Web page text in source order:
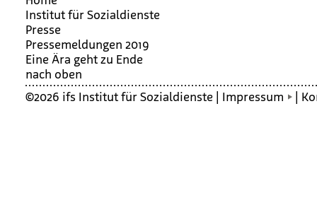
Institut für Sozialdienste
Presse
Pressemeldungen 2019
Eine Ära geht zu Ende
nach oben
©2026 ifs Institut für Sozialdienste | Impressum